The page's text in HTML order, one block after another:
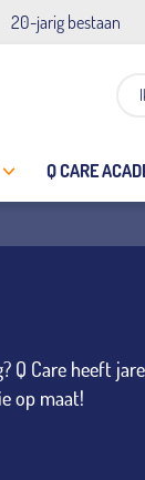
20-jarig bestaan
Q CARE
Q Care heeft
op maat!